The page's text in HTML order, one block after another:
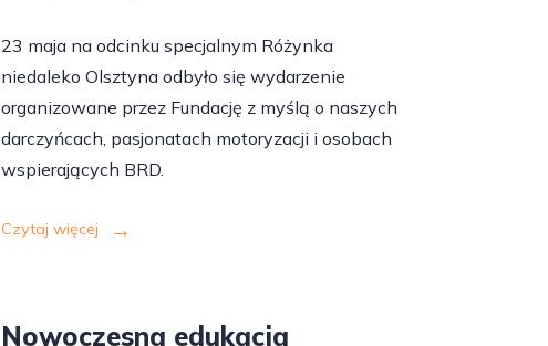
23 maja na odcinku specjalnym Różynka
niedaleko Olsztyna odbyło się wydarzenie
organizowane przez Fundację z myślą o naszych
darczyńcach, pasjonatach motoryzacji i osobach
wspierających BRD.
Czytaj więcej
Nowoczesna edukacja